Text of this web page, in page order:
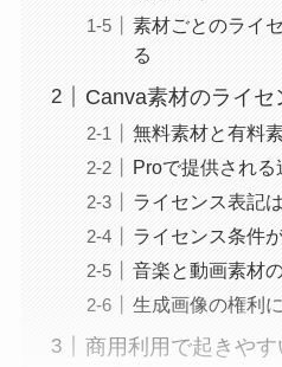
素材ごとのライ
る
Canva素材のライ
無料素材と有料
Proで提供され
ライセンス表記
ライセンス条件
音楽と動画素材
生成画像の権利
商用利用で起きや